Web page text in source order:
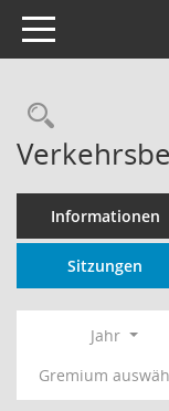
Toggle navigation
Informationen
Sitzungen
Jahr
Gremium